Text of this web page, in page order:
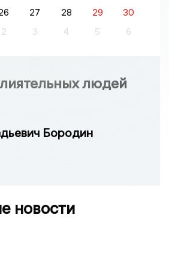
27 28 29
30
2 3 4 5 6
людей
Бородин
новости